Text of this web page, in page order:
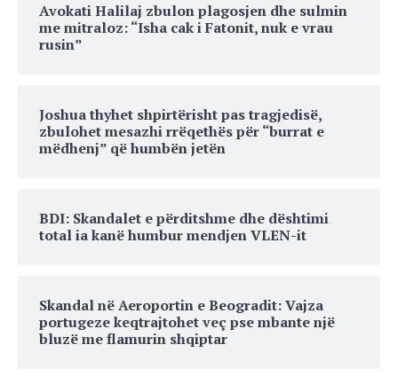
Avokati Halilaj zbulon plagosjen dhe sulmin
me mitraloz: “Isha cak i Fatonit, nuk e vrau
rusin”
Joshua thyhet shpirtërisht pas tragjedisë,
zbulohet mesazhi rrëqethës për “burrat e
mëdhenj” që humbën jetën
BDI: Skandalet e përditshme dhe dështimi
total ia kanë humbur mendjen VLEN-it
Skandal në Aeroportin e Beogradit: Vajza
portugeze keqtrajtohet veç pse mbante një
bluzë me flamurin shqiptar